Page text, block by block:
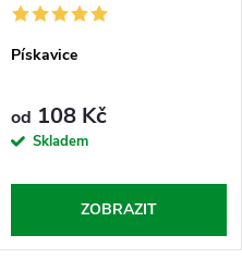
Pískavice
od 108 Kč
Skladem
ZOBRAZIT